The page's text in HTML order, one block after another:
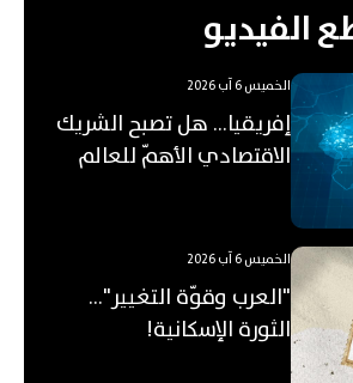
الفيديو
الخميس 6 آب 2026
إفريقيا... هل تصبح الشريك
الاقتصادي الأهمّ للعالم
الخميس 6 آب 2026
"العرب وقوّة التغيير"...
الثورة الإسكانية!